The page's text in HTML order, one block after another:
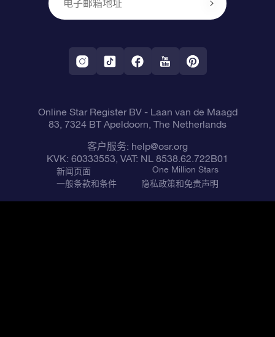
OSR Starsaver
退货政策&撤销权
Online Star Register BV- Laan van de Maagd
83, 7324 BT Apeldoorn, The Netherlands
客户服务: help@osr.org
KVK: 60333553, VAT: NL 8538.62.722B01
新闻页面
One Million Stars
一般条款和条件
隐私政策和免责声明